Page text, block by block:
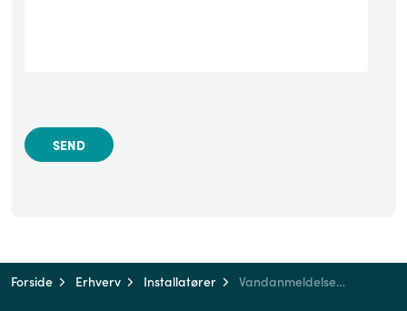
Forside Erhverv Installatører Vandanmeldelsesblanket